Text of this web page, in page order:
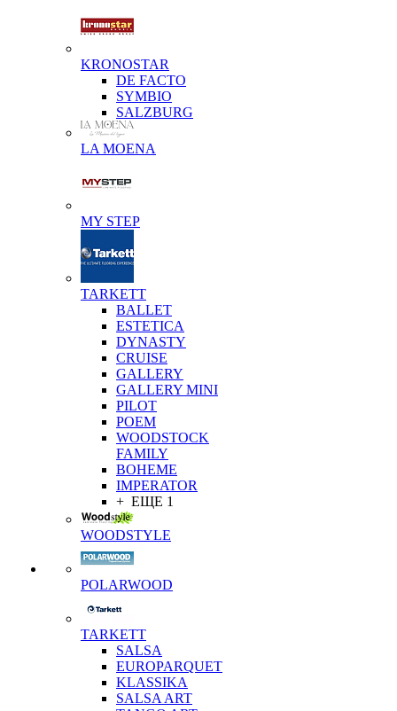
KRONOSTAR
DE FACTO
SYMBIO
SALZBURG
LA MOENA
MY STEP
TARKETT
BALLET
ESTETICA
DYNASTY
CRUISE
GALLERY
GALLERY MINI
PILOT
POEM
WOODSTOCK
FAMILY
BOHEME
IMPERATOR
+ ЕЩЕ 1
WOODSTYLE
POLARWOOD
TARKETT
SALSA
EUROPARQUET
KLASSIKA
SALSA ART